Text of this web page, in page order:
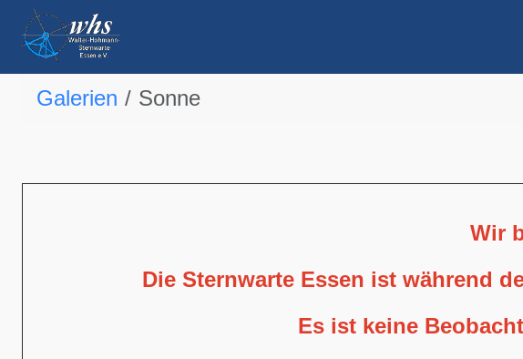
Galerien Sonne
Wir
Die Sternwarte Essen ist während
Es ist keine